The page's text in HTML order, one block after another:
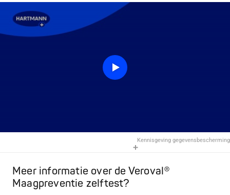
Kennisgeving gegevensbescherming
Meer informatie over de Veroval®
Maagpreventie zelftest?